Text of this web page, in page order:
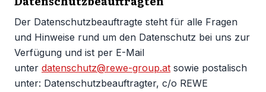
Der Datenschutzbeauftragte steht für alle Fragen
und Hinweise rund um den Datenschutz bei uns zur
Verfügung und ist per E-Mail
unter datenschutz@rewe-group.at sowie postalisch
unter: Datenschutzbeauftragter, c/o REWE